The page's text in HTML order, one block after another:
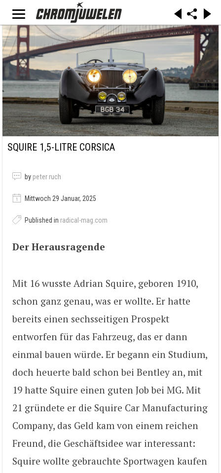
SQUIRE 1,5-LITRE CORSICA
by peter ruch
Mittwoch 29 Januar, 2025
Published in radical-mag.com
Der Herausragende
Mit 16 wusste Adrian Squire, geboren 1910,
schon ganz genau, was er wollte. Er hatte
bereits einen sechsseitigen Prospekt
entworfen für das Fahrzeug, das er dann
einmal bauen würde. Er begann ein Studium,
doch heuerte bald schon bei Bentley an, mit
19 hatte Squire einen guten Job bei MG. Mit
21 gründete er die Squire Car Manufacturing
Company, das Geld kam von einem reichen
Freund, die Geschäftsidee war interessant:
Squire wollte gebrauchte Sportwagen kaufen